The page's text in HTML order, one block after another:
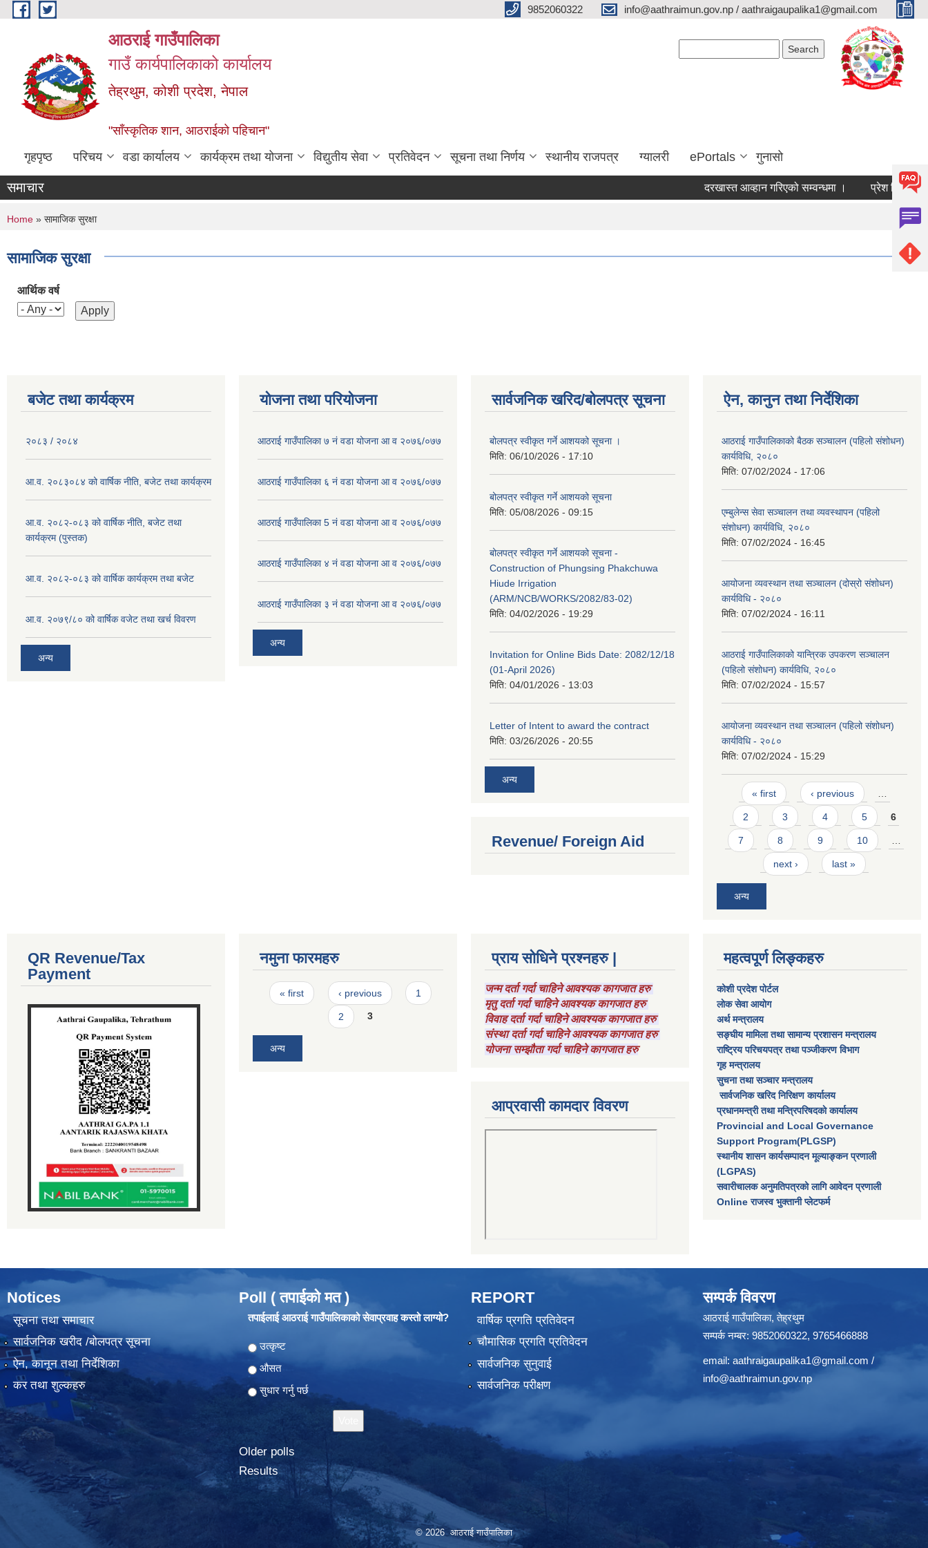
Skip to main content 9852060322 info@aathraimun.gov.np / aathraigaupalika1@gmail.com
आठराई गाउँपालिका
गाउँ कार्यपालिकाको कार्यालय
तेह्रथुम, कोशी प्रदेश, नेपाल
"साँस्कृतिक शान, आठराईको पहिचान"
गृहपृष्ठ परिचय वडा कार्यालय कार्यक्रम तथा योजना विद्युतीय सेवा प्रतिवेदन सूचना तथा निर्णय स्थानीय राजपत्र ग्यालरी ePortals गुनासो
समाचार दरखास्त आव्हान गरिएको सम्वन्धमा । प्रेश विज्ञप्ती ।
You are here
Home » सामाजिक सुरक्षा
सामाजिक सुरक्षा
आर्थिक वर्ष
बजेट तथा कार्यक्रम
२०८३ / २०८४
आ.व. २०८३०८४ को वार्षिक नीति, बजेट तथा कार्यक्रम
आ.व. २०८२-०८३ को वार्षिक नीति, बजेट तथा
कार्यक्रम (पुस्तक)
आ.व. २०८२-०८३ को वार्षिक कार्यक्रम तथा बजेट
आ.व. २०७९/८० को वार्षिक वजेट तथा खर्च विवरण
अन्य
योजना तथा परियोजना
आठराई गाउँपालिका ७ नं वडा योजना आ व २०७६/०७७
आठराई गाउँपालिका ६ नं वडा योजना आ व २०७६/०७७
आठराई गाउँपालिका 5 नं वडा योजना आ व २०७६/०७७
आठराई गाउँपालिका ४ नं वडा योजना आ व २०७६/०७७
आठराई गाउँपालिका ३ नं वडा योजना आ व २०७६/०७७
अन्य
सार्वजनिक खरिद/बोलपत्र सूचना
बोलपत्र स्वीकृत गर्ने आशयको सूचना ।
मिति: 06/10/2026 - 17:10
बोलपत्र स्वीकृत गर्ने आशयको सूचना
मिति: 05/08/2026 - 09:15
बोलपत्र स्वीकृत गर्ने आशयको सूचना -
Construction of Phungsing Phakchuwa
Hiude Irrigation
(ARM/NCB/WORKS/2082/83-02)
मिति: 04/02/2026 - 19:29
Invitation for Online Bids Date: 2082/12/18
(01-April 2026)
मिति: 04/01/2026 - 13:03
Letter of Intent to award the contract
मिति: 03/26/2026 - 20:55
अन्य
Revenue/ Foreign Aid
ऐन, कानुन तथा निर्देशिका
आठराई गाउँपालिकाको बैठक सञ्चालन (पहिलो संशोधन)
कार्यविधि, २०८०
मिति: 07/02/2024 - 17:06
एम्बुलेन्स सेवा सञ्चालन तथा व्यवस्थापन (पहिलो
संशोधन) कार्यविधि, २०८०
मिति: 07/02/2024 - 16:45
आयोजना व्यवस्थान तथा सञ्चालन (दोस्रो संशोधन)
कार्यविधि - २०८०
मिति: 07/02/2024 - 16:11
आठराई गाउँपालिकाको यान्त्रिक उपकरण सञ्चालन
(पहिलो संशोधन) कार्यविधि, २०८०
मिति: 07/02/2024 - 15:57
आयोजना व्यवस्थान तथा सञ्चालन (पहिलो संशोधन)
कार्यविधि - २०८०
मिति: 07/02/2024 - 15:29
Pages
« first ‹ previous
2 3 4 5 6
7 8 9 10
next › last »
अन्य
QR Revenue/Tax
Payment
नमुना फारमहरु
Pages
« first ‹ previous 1
2 3
अन्य
प्राय सोधिने प्रश्नहरु |
जन्म दर्ता गर्दा चाहिने आवश्यक कागजात हरु
मृतु दर्ता गर्दा चाहिने आवश्यक कागजात हरु
विवाह दर्ता गर्दा चाहिने आवश्यक कागजात हरु
संस्था दर्ता गर्दा चाहिने आवश्यक कागजात हरु
योजना सम्झौता गर्दा चाहिने कागजात हरु
आप्रवासी कामदार विवरण
महत्वपूर्ण लिङ्कहरु
कोशी प्रदेश पोर्टल
लाेक सेवा आयाेग
अर्थ मन्त्रालय
सङ्घीय मामिला तथा सामान्य प्रशासन मन्त्रालय
राष्‍ट्रिय परिचयपत्र तथा पञ्‍जीकरण विभाग
गृह मन्त्रालय
सुचना तथा सञ्चार मन्त्रालय
सार्वजनिक खरिद निरिक्षण कार्यालय
प्रधानमन्त्री तथा मन्त्रिपरिषदकाे कार्यालय
Provincial and Local Governance
Support Program(PLGSP)
स्थानीय शासन कार्यसम्पादन मूल्याङ्कन प्रणाली
(LGPAS)
सवारीचालक अनुमतिपत्रको लागि आवेदन प्रणाली
Online राजस्व भुक्तानी प्लेटफर्म
Notices
सूचना तथा समाचार
सार्वजनिक खरीद /बोलपत्र सूचना
ऐन, कानून तथा निर्देशिका
कर तथा शुल्कहरु
Poll ( तपाईको मत )
तपाईलाई आठराई गाउँपालिकाको सेवाप्रवाह कस्तो लाग्यो?
Choices
उत्कृष्ट
औसत
सुधार गर्नु पर्छ
Older polls
Results
REPORT
वार्षिक प्रगति प्रतिवेदन
चौमासिक प्रगति प्रतिवेदन
सार्वजनिक सुनुवाई
सार्वजनिक परीक्षण
सम्पर्क विवरण
आठराई गाउँपालिका, तेह्रथुम
सम्पर्क नम्बर: 9852060322, 9765466888
email: aathraigaupalika1@gmail.com /
info@aathraimun.gov.np
© 2026 आठराई गाउँपालिका